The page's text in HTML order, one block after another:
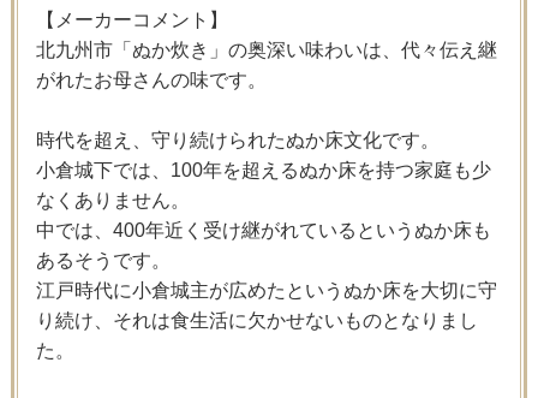
【メーカーコメント】
北九州市「ぬか炊き」の奥深い味わいは、代々伝え継
がれたお母さんの味です。
時代を超え、守り続けられたぬか床文化です。
小倉城下では、100年を超えるぬか床を持つ家庭も少
なくありません。
中では、400年近く受け継がれているというぬか床も
あるそうです。
江戸時代に小倉城主が広めたというぬか床を大切に守
り続け、それは食生活に欠かせないものとなりまし
た。